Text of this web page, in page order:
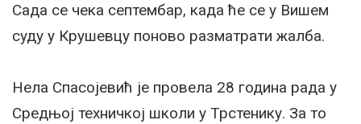
Сада се чека септембар, када ће се у Вишем
суду у Крушевцу поново разматрати жалба.
Нела Спасојевић је провела 28 година рада у
Средњој техничкој школи у Трстенику. За то